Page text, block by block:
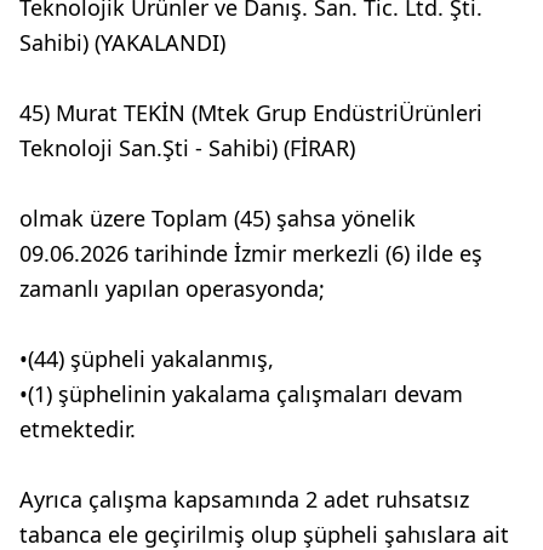
Teknolojik Ürünler ve Danış. San. Tic. Ltd. Şti.
Sahibi) (YAKALANDI)
45) Murat TEKİN (Mtek Grup EndüstriÜrünleri
Teknoloji San.Şti - Sahibi) (FİRAR)
olmak üzere Toplam (45) şahsa yönelik
09.06.2026 tarihinde İzmir merkezli (6) ilde eş
zamanlı yapılan operasyonda;
•(44) şüpheli yakalanmış,
•(1) şüphelinin yakalama çalışmaları devam
etmektedir.
Ayrıca çalışma kapsamında 2 adet ruhsatsız
tabanca ele geçirilmiş olup şüpheli şahıslara ait